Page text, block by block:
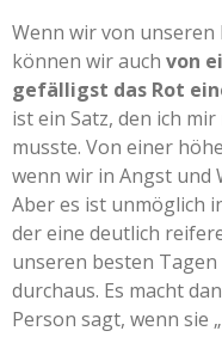
Wenn wir von
können wir auch von
gefälligst das Rot
ist ein Satz, den ich
musste. Von einer
wenn wir in Angst und
Aber es ist unmöglich
der eine deutlich
unseren besten
durchaus. Es macht
Person sagt, wenn sie